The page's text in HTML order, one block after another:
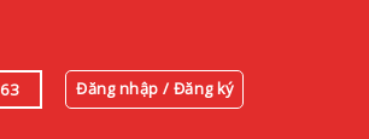
Đăng nhập / Đăng ký